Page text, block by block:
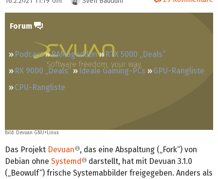
Preisvergleich
Forum
Podcast RAMageddon
RTX 5000 „Deals“
RX 9000 „Deals“
Ideale Gaming-PCs
GPU-Rangliste
CPU-Rangliste
Bild: Devuan GNU+Linux
Das Projekt Devuan
, das eine Abspaltung („Fork“) von
Debian ohne Systemd
darstellt, hat mit Devuan 3.1.0
(„Beowulf“) frische Systemabbilder freigegeben. Anders als